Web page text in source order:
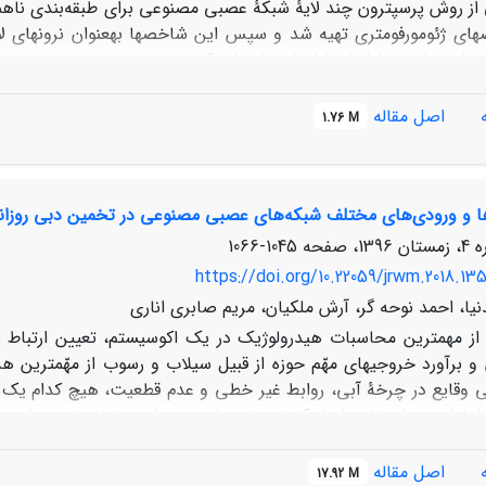
روش پرسپترون چند لایۀ شبکۀ عصبی مصنوعی برای طبقه‌بندی
ژئومورفومتری تهیه شد و سپس این شاخص­ها به­عنوان
برای تحلیل ارتباط ناهمواری­های کارستی همچون دولین،
ژئومورفومتری در ناهمواری‌های تپه، پرتگاه و
اصل مقاله 1.76 M
و ورودی‌های مختلف شبکه‌های عصبی مصنوعی در تخمین دبی
1045-1066
https://doi.org/10.22059/
احمد نوحه گر، آرش ملکیان، مریم صابری اناری
مهم­ترین محاسبات هیدرولوژیک در یک اکوسیستم، تعیین
و برآورد خروجی­های مهّم حوزه از قبیل سیلاب و رسوب از مهّم­ترین
وقایع در چرخۀ آبی، روابط غیر خطی و عدم قطعیت، هیچ کدام یک
اما امروزه استفاده از شبکه­های غیرخطی به­عنوان سامانه­های
می­تواند مفید و مؤثر باشد. به این منظور از داده­های روزانۀ
اصل مقاله 17.92 M